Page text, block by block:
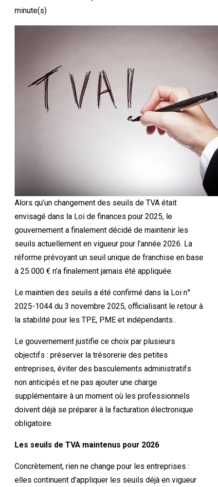
minute(s)
Alors qu’un changement des seuils de TVA était
envisagé dans la Loi de finances pour 2025, le
gouvernement a finalement décidé de maintenir les
seuils actuellement en vigueur pour l’année 2026. La
réforme prévoyant un seuil unique de franchise en base
à 25 000 € n’a finalement jamais été appliquée.
Le maintien des seuils a été confirmé dans la Loi n°
2025-1044 du 3 novembre 2025, officialisant le retour à
la stabilité pour les TPE, PME et indépendants..
Le gouvernement justifie ce choix par plusieurs
objectifs : préserver la trésorerie des petites
entreprises, éviter des basculements administratifs
non anticipés et ne pas ajouter une charge
supplémentaire à un moment où les professionnels
doivent déjà se préparer à la facturation électronique
obligatoire.
Les seuils de TVA maintenus pour 2026
Concrètement, rien ne change pour les entreprises :
elles continuent d’appliquer les seuils déjà en vigueur